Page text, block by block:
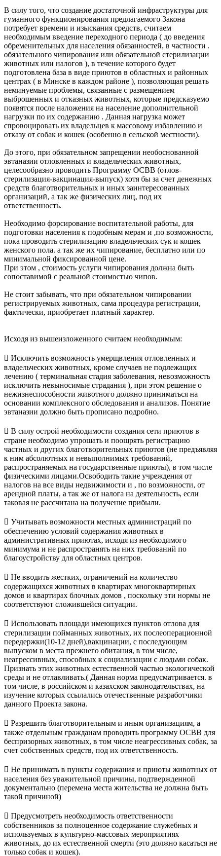
В силу того, что создание достаточной инфраструктуры для
гуманного функционирования предлагаемого Закона
потребует времени и изыскания средств, считаем
необходимым введение переходного периода ( до введения
обременительных для населения обязанностей, в частности .
обязательного чипирования или обязательной стерилизации
животных или налогов ), в течение которого будет
подготовлена база в виде приютов в областных и районных
центрах ( в Минске в каждом районе ), позволяющая решать
неминуемые проблемы, связанные с размещением
выброшенных и отказных животных, которые предсказуемо
появятся после наложения на население дополнительной
нагрузки по их содержанию . Данная нагрузка может
спровоцировать их владельцев к массовому избавлению и
отказу от собак и кошек (особенно в сельской местности).
До этого, при обязательном запрещении необоснованной
эвтаназии отловленных и владельческих животных,
целесообразно проводить Программу ОСВВ (отлов-
стерилизация-вакцинация-выпуск) хотя бы за счет денежных
средств благотворительных и иных заинтересованных
организаций, а так же физических лиц, под их
ответственность.
Необходимо форсирование воспитательной работы, для
подготовки населения к подобным мерам и ,по возможности,
пока проводить стерилизацию владельческих сук и кошек
женского пола. а так же их чипирование, бесплатно или по
минимальной фиксированной цене.
При этом , стоимость услуги чипирования должна быть
сопоставимой с реальной стоимостью чипов.
Не стоит забывать, что при обязательном чипировании
регистрируемых животных, сама процедура регистрации,
фактически, приобретает платный характер.
Исходя из вышеизложенного считаем необходимым:
 Исключить возможность умерщвления отловленных и
владельческих животных, кроме случаев не подлежащих
лечению ( терминальная стадия заболевания, невозможность
исключить невыносимые страдания ), при этом решение о
нежизнеспособности животного должно приниматься на
основании комплексного обследования и анализов. Понятие
эвтаназии должно быть прописано подробно.
 В силу острой необходимости создания сети приютов в
стране необходимо упрошать и поощрять регистрацию
частных и других благотворительных приютов (не предъявляя
к ним абсолютных и невыполнимых требований,
распространяемых на государственные приюты), в том числе
физическими лицами.Освободить такие учреждения от
налогов на все виды недвижимости и , по возможности, от
арендной платы, а так же от налога на деятельность, если
таковая не рассчитана на получение прибыли.
 Учитывать возможности местных администраций по
обеспечению условий содержания животных в
административных приютах, исходя из необходимого
минимума и не распространять на них требований по
благоустройству для областных центров.
 Не вводить жестких, ограничений на количество
содержащихся животных в квартирах многоквартирных
домов и квартирах блочных домов , поскольку эти нормы не
соответствуют сложившейся ситуации.
 Использовать площади имеющихся пунктов отлова для
стерилизации пойманных животных, их послеоперационной
передержки(10-12 дней),вакцинации, с последующим
выпуском в места прежнего обитания, в том числе,
неагрессивных, способных к социализации с людьми собак.
Признать этих животных естественной частью экологической
среды и не отлавливать.( Данная норма предусматривается. в
том числе, в российском и казахском законодательствах, на
изучение которых ссылались отечественные разработчики
данного Проекта закона.
 Разрешить благотворительным и иным организациям, а
также отдельным гражданам проводить программу ОСВВ для
беспризорных животных, в том числе неагрессивных собак, за
счет собственных средств, под их ответственность.
 Не принимать в пункты содержания и приюты животных от
населения без уважительной причины, подтвержденной
документально (перемена места жительства не должна быть
такой причиной)
 Предусмотреть необходимость ответственности
собственников за полноценное содержание служебных и
используемых в культурно-массовых мероприятиях
животных, до их естественной смерти (это должно касаться не
только собак и кошек).